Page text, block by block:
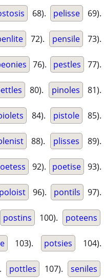
68). pelisse 69).
72). pensile 73).
76). pestles 77).
80). pinoles 81).
84). pistole 85).
88). plisses 89).
92). poetise 93).
poloist 96). pontils 97).
postins 100). poteens
103). potsies 104).
pottles 107). seniles